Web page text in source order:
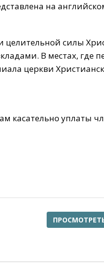
на
силы
В местах, где
церкви
касательно уплаты